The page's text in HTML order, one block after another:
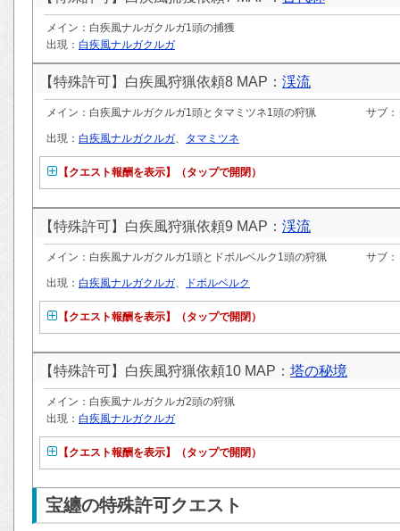
メイン：白疾風ナルガクルガ1頭の捕獲
出現： 白疾風ナルガクルガ
【特殊許可】白疾風狩猟依頼8 MAP： 渓流
メイン：白疾風ナルガクルガ1頭とタマミツネ1頭の狩猟 サブ
出現： 白疾風ナルガクルガ、 タマミツネ
【クエスト報酬を表示】（タップで開閉）
【特殊許可】白疾風狩猟依頼9 MAP： 渓流
メイン：白疾風ナルガクルガ1頭とドボルベルク1頭の狩猟 サブ
出現： 白疾風ナルガクルガ、 ドボルベルク
【クエスト報酬を表示】（タップで開閉）
【特殊許可】白疾風狩猟依頼10 MAP： 塔の秘境
メイン：白疾風ナルガクルガ2頭の狩猟
出現： 白疾風ナルガクルガ
【クエスト報酬を表示】（タップで開閉）
宝纏の特殊許可クエスト